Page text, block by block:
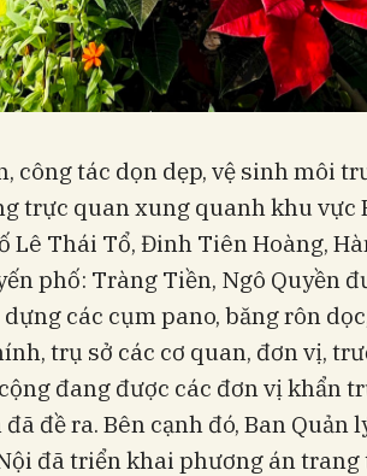
công tác dọn dẹp, vệ sinh môi
trực quan xung quanh khu vực
Lê Thái Tổ, Đinh Tiên Hoàng,
phố: Tràng Tiền, Ngô Quyền
các cụm pano, băng rôn
trụ sở các cơ quan, đơn vị,
đang được các đơn vị khẩn
đề ra. Bên cạnh đó, Ban Quản
đã triển khai phương án trang